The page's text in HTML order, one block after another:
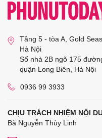
Tầng 5 - tòa A, Gold
Hà Nội
Số nhà 2B ngõ 175
quận Long Biên, Hà Nội
0936 99 3933
CHỊU TRÁCH NHIỆM NỘI
Bà Nguyễn Thùy Linh